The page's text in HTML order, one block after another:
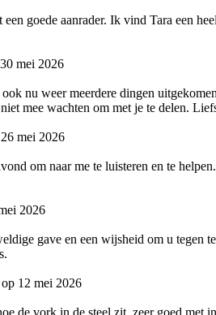
goede aanrader. Ik vind Tara een
mei 2026
nu weer meerdere dingen
mee wachten om met je te delen.
mei 2026
om naar me te luisteren en te
2026
gave en een wijsheid om u tegen
op 12 mei 2026